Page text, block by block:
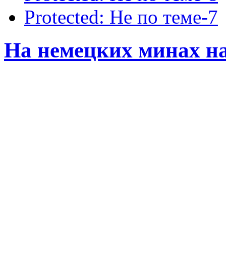
Protected: Не по теме-7
На немецких минах